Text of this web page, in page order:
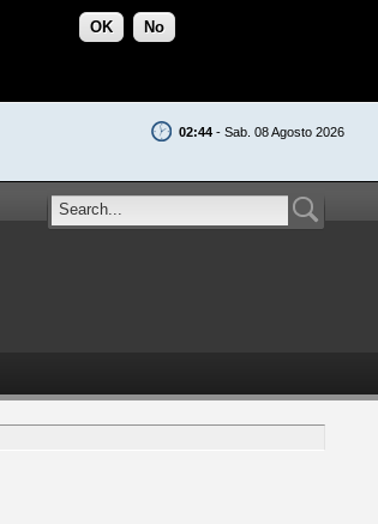
OK No
02:44 - Sab. 08 Agosto 2026